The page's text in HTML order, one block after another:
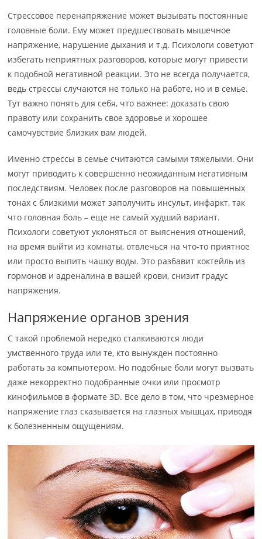
Стрессовое перенапряжение может вызывать постоянные
головные боли. Ему может предшествовать мышечное
напряжение, нарушение дыхания и т.д. Психологи советуют
избегать неприятных разговоров, которые могут привести
к подобной негативной реакции. Это не всегда получается,
ведь стрессы случаются не только на работе, но и в семье.
Тут важно понять для себя, что важнее: доказать свою
правоту или сохранить свое здоровье и хорошее
самочувствие близких вам людей.
Именно стрессы в семье считаются самыми тяжелыми. Они
могут приводить к совершенно неожиданным негативным
последствиям. Человек после разговоров на повышенных
тонах с близкими может заполучить инсульт, инфаркт, так
что головная боль – еще не самый худший вариант.
Психологи советуют уклоняться от выяснения отношений,
на время выйти из комнаты, отвлечься на что-то приятное
или просто выпить чашку воды. Это разбавит коктейль из
гормонов и адреналина в вашей крови, снизит градус
напряжения.
Напряжение органов зрения
С такой проблемой нередко сталкиваются люди
умственного труда или те, кто вынужден постоянно
работать за компьютером. Но подобные боли могут вызвать
даже некорректно подобранные очки или просмотр
кинофильмов в формате 3D. Все дело в том, что чрезмерное
напряжение глаз сказывается на глазных мышцах, приводя
к болезненным ощущениям.